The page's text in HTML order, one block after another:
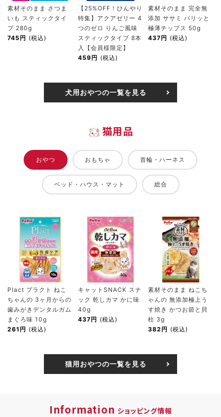
素材そのまま さつま
いも スティックタイ
プ 280g
745円 (税込)
【25%OFF！ひんやり
特集】アクアゼリー 4
つのゼロ りんご風味
スティックタイプ 8本
入【会員様限定】
459円 (税込)
素材そのまま 完全無
添加 ササミ パリッと
極薄チップス 50g
437円 (税込)
犬用おやつの一覧を見る
猫用品
おやつ おもちゃ 首輪・ハーネス
ベッド・ハウス・マット 総合
Plact プラクト ねこ
ちゃんの 3ヶ月からの
歯みがきデンタルガム
まぐろ味 10g
261円 (税込)
キャットSNACK スナ
ック 乾しカマ かに味
40g
437円 (税込)
素材そのまま ねこち
ゃんの 無添加極上う
す焼き かつお節と貝
柱 3g
382円 (税込)
猫用おやつの一覧を見る
Information ショッピング情報